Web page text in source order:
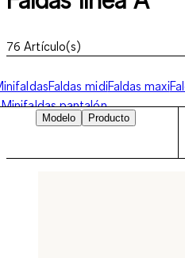
76 Artículo(s)
Faldas midiFaldas maxi
Minifaldas pantalón
Modelo
Producto